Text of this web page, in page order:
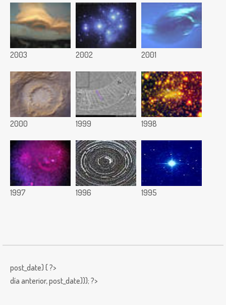
2003 2002 2001
2000 1999 1998
1997 1996 1995
post_date) { ?>
día anterior,post_date))); ?>